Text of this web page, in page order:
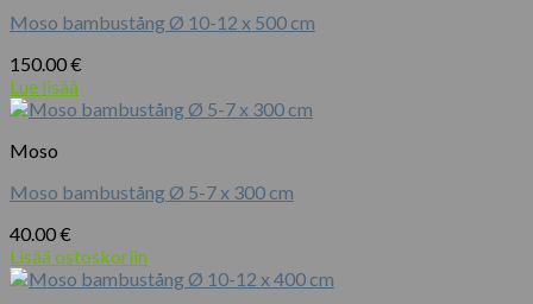
Moso bambustång Ø 10-12 x 500 cm
150.00€
Lue lisää
Moso
Moso bambustång Ø 5-7 x 300 cm
40.00€
Lisää ostoskoriin